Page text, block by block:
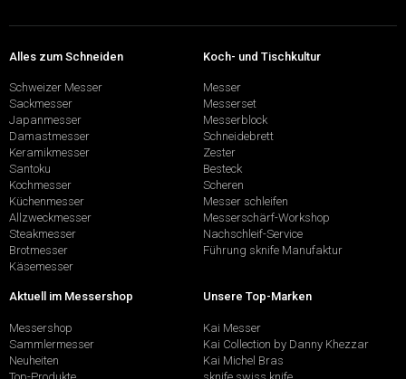
Alles zum Schneiden
Schweizer Messer
Sackmesser
Japanmesser
Damastmesser
Keramikmesser
Santoku
Kochmesser
Küchenmesser
Allzweckmesser
Steakmesser
Brotmesser
Käsemesser
Koch- und Tischkultur
Messer
Messerset
Messerblock
Schneidebrett
Zester
Besteck
Scheren
Messer schleifen
Messerschärf-Workshop
Nachschleif-Service
Führung sknife Manufaktur
Aktuell im Messershop
Messershop
Sammlermesser
Neuheiten
Unsere Top-Marken
Kai Messer
Kai Collection by Danny Khezzar
Kai Michel Bras